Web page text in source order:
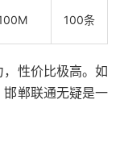
100条
性价比极高。如
郸联通无疑是一